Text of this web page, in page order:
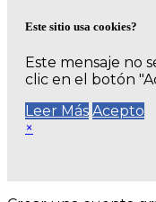
Este sitio usa cookies?
Este mensaje no
clic en el botón
Leer Más Acepto
×